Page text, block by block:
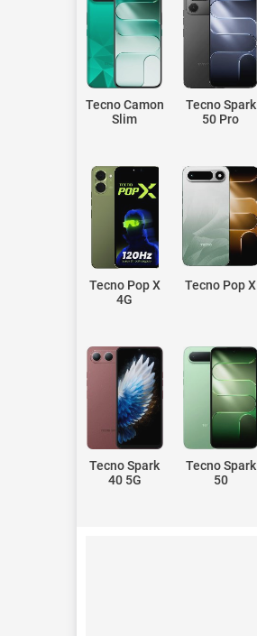
Tecno Camon
Slim
Tecno Spark
50 Pro
Tecno Pop X
4G
Tecno Pop X
Tecno Spark
40 5G
Tecno Spark
50